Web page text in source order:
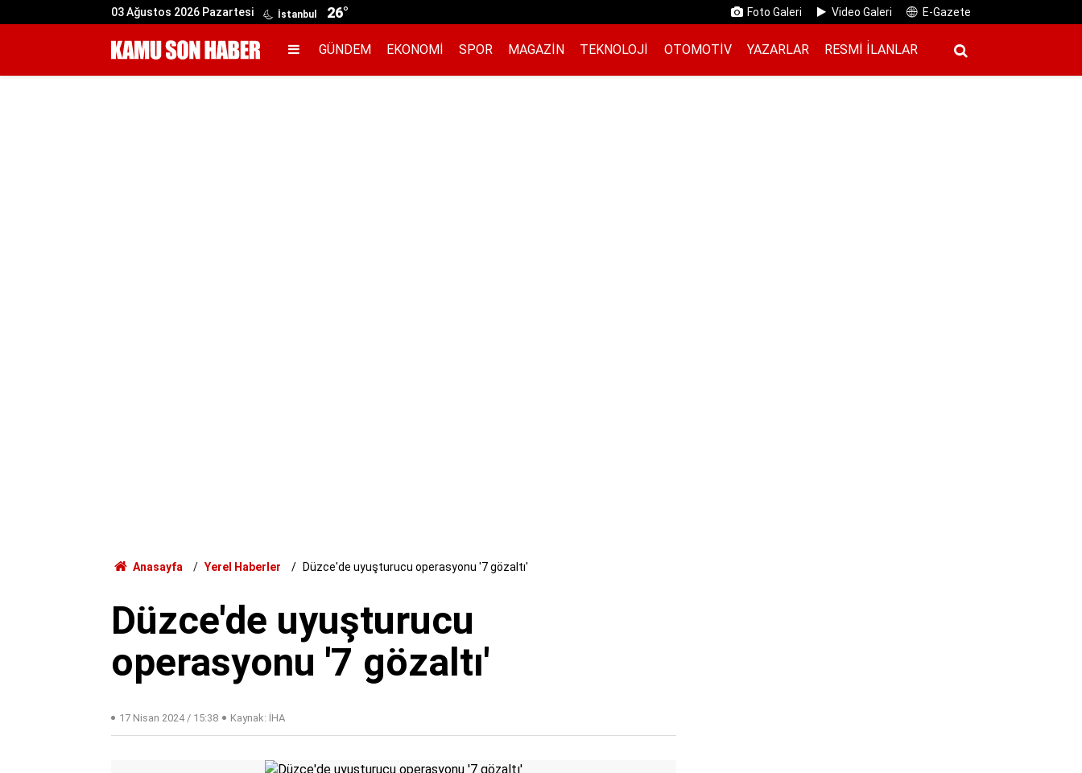
03 Ağustos 2026 Pazartesi İstanbul 26° Foto Galeri Video Galeri E-Gazete
GÜNDEM EKONOMI SPOR MAGAZIN TEKNOLOJI OTOMOTIV YAZARLAR RESMI İ̇LANLAR
Anasayfa Yerel Haberler Düzce'de uyuşturucu operasyonu '7 gözaltı'
Düzce'de uyuşturucu
operasyonu '7 gözaltı'
17 Nisan 2024 / 15:38 Kaynak: İHA